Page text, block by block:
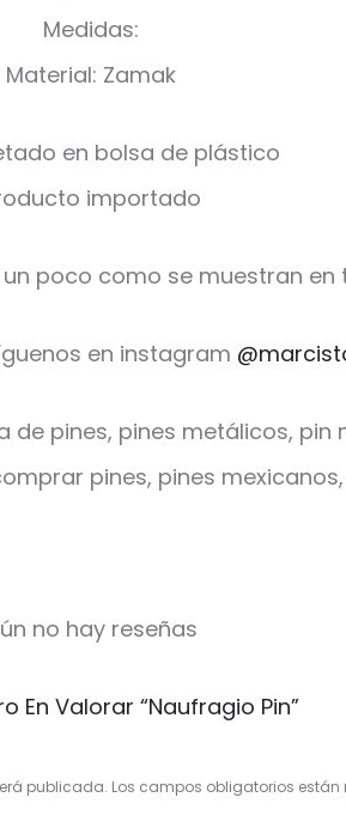
Medidas:
Material: Zamak
en bolsa de plástico
importado
poco como se muestran en
en instagram
pines, pines metálicos,
pines, pines
no hay reseñas
En Valorar “Naufragio Pin”
publicada. Los campos obligatorios